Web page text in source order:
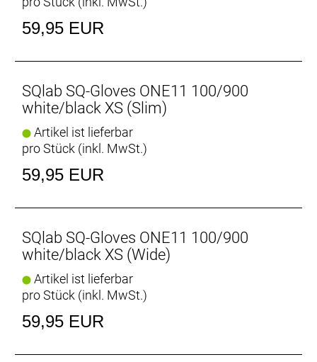
59,95 EUR
SQlab SQ-Gloves ONE11 100/900
white/black XS (Slim)
Artikel ist lieferbar
pro Stück (inkl. MwSt.)
59,95 EUR
SQlab SQ-Gloves ONE11 100/900
white/black XS (Wide)
Artikel ist lieferbar
pro Stück (inkl. MwSt.)
59,95 EUR